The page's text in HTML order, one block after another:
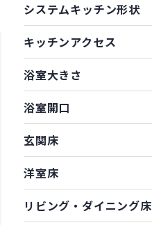
システムキッチン形状
キッチンアクセス
浴室大きさ
浴室開口
玄関床
洋室床
リビング・ダイニング床